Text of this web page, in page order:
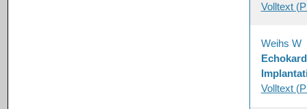
Volltext
Weihs W
Volltext